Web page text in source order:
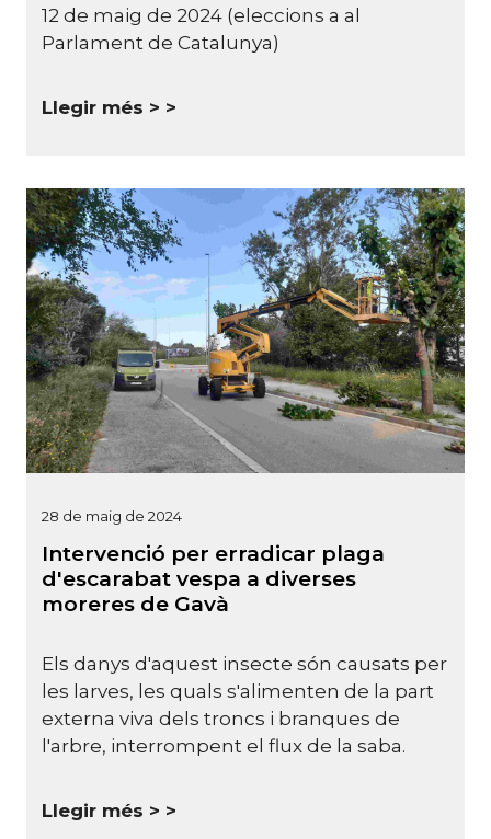
12 de maig de 2024 (eleccions a al
Parlament de Catalunya)
Llegir més >
28 de maig de 2024
Intervenció per erradicar plaga
d'escarabat vespa a diverses
moreres de Gavà
Els danys d'aquest insecte són causats per
les larves, les quals s'alimenten de la part
externa viva dels troncs i branques de
l'arbre, interrompent el flux de la saba.
Llegir més >